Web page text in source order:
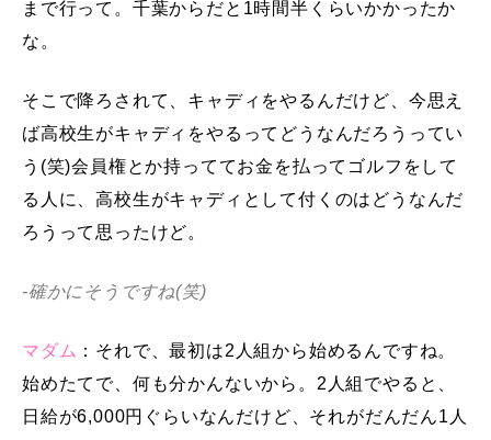
まで行って。千葉からだと1時間半くらいかかったか
な。
そこで降ろされて、キャディをやるんだけど、今思え
ば高校生がキャディをやるってどうなんだろうってい
う(笑)会員権とか持っててお金を払ってゴルフをして
る人に、高校生がキャディとして付くのはどうなんだ
ろうって思ったけど。
-確かにそうですね(笑)
マダム ：それで、最初は2人組から始めるんですね。
始めたてで、何も分かんないから。2人組でやると、
日給が6,000円ぐらいなんだけど、それがだんだん1人